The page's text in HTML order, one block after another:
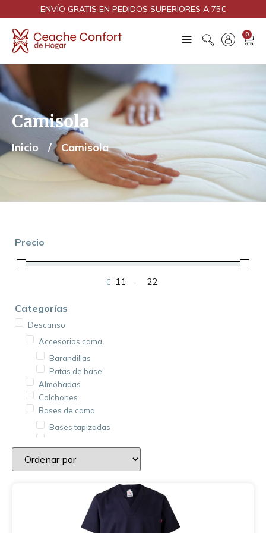
ENVÍO GRATIS EN PEDIDOS SUPERIORES A 75€
0
Camisola
Inicio / Camisola
Precio
€
Minimum Price
-
Maximum Price
Categorías
Descanso
Accesorios cama
Barandillas
Patas de base
Almohadas
Colchones
Bases de cama
Bases tapizadas
Cojines
Ropa de cama
Protectores de colchón
Fundas de cojín
Fundas de colchón